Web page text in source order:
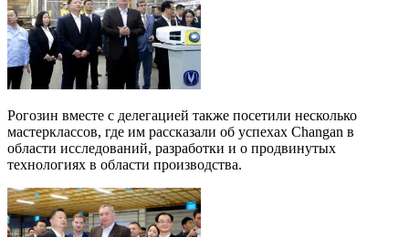
Рогозин вместе с делегацией также посетили несколько
мастерклассов, где им рассказали об успехах Changan в
области исследований, разработки и о продвинутых
технологиях в области производства.